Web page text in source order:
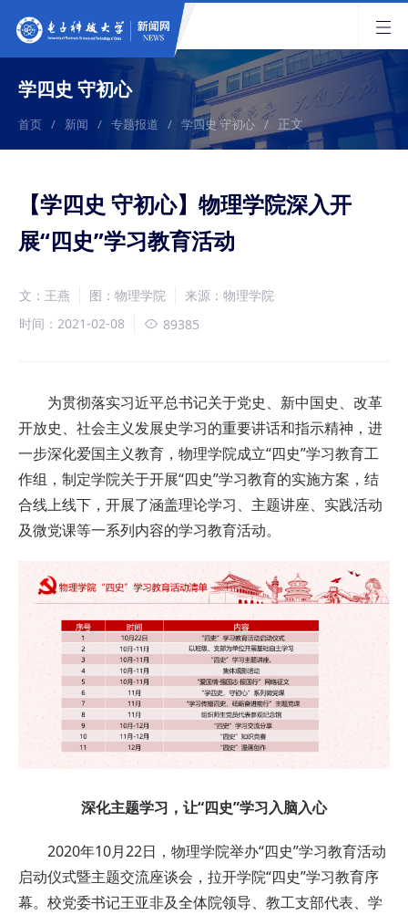
学四史 守初心
首页 / 新闻 / 专题报道 / 学四史 守初心 / 正文
【学四史 守初心】物理学院深入开
展“四史”学习教育活动
文：王燕 图：物理学院
来源：物理学院
时间：2021-02-08
89385
为贯彻落实习近平总书记关于党史、新中国史、改革
开放史、社会主义发展史学习的重要讲话和指示精神，进
一步深化爱国主义教育，物理学院成立“四史”学习教育工
作组，制定学院关于开展“四史”学习教育的实施方案，结
合线上线下，开展了涵盖理论学习、主题讲座、实践活动
及微党课等一系列内容的学习教育活动。
深化主题学习，让“四史”学习入脑入心
2020年10月22日，物理学院举办“四史”学习教育活动
启动仪式暨主题交流座谈会，拉开学院“四史”学习教育序
幕。校党委书记王亚非及全体院领导、教工支部代表、学